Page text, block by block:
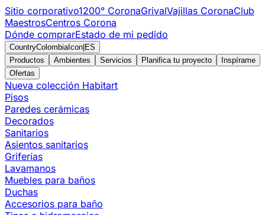
Sitio corporativo1200° CoronaGrivalVajillas CoronaClub
MaestrosCentros Corona
Dónde comprarEstado de mi pedido
CountryColombiaIcon ES
Productos
Ambientes Servicios Planifica tu proyecto
Inspírame
Ofertas
Nueva colección Habitart
Pisos
Paredes cerámicas
Decorados
Sanitarios
Asientos sanitarios
Griferías
Lavamanos
Muebles para baños
Duchas
Accesorios para baño